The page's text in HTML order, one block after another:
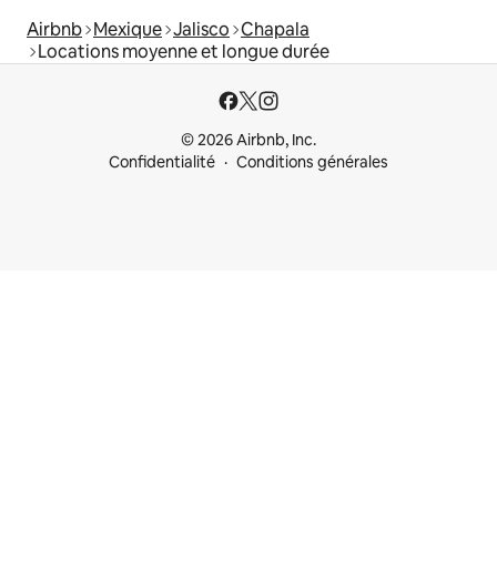
Airbnb Mexique Jalisco Chapala
Locations moyenne et longue durée
© 2026 Airbnb, Inc.
Confidentialité
Conditions générales